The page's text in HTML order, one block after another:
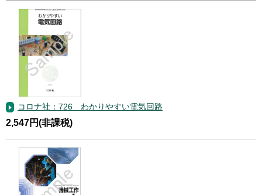
コロナ社：726 わかりやすい電気回路
2,547円(非課税)